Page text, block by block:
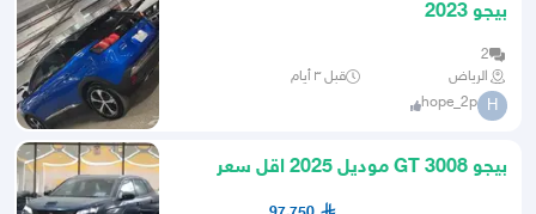
بيجو 2023
2
الرياض
قبل ٣ أيام
H
hope_2p
بيجو 3008 GT موديل 2025 اقل سعر